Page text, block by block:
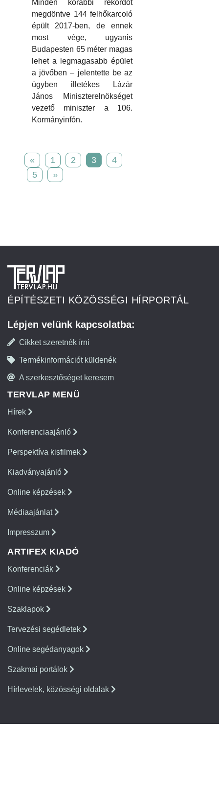
Minden korábbi rekordot
megdöntve 144 felhőkarcoló
épült 2017-ben, de ennek
most vége, ugyanis
Budapesten 65 méter magas
lehet a legmagasabb épület
a jövőben – jelentette be az
ügyben illetékes Lázár
János Miniszterelnökséget
vezető miniszter a 106.
Kormányinfón.
« 1 2 3
4
5
»
ÉPÍTÉSZETI KÖZÖSSÉGI HÍRPORTÁL
Lépjen velünk kapcsolatba:
Cikket szeretnék írni
Termékinformációt küldenék
A szerkesztőséget keresem
TERVLAP MENÜ
Hírek
Konferenciaajánló
Perspektíva kisfilmek
Kiadványajánló
Online képzések
Médiaajánlat
Impresszum
ARTIFEX KIADÓ
Konferenciák
Online képzések
Szaklapok
Tervezési segédletek
Online segédanyagok
Szakmai portálok
Hírlevelek, közösségi oldalak